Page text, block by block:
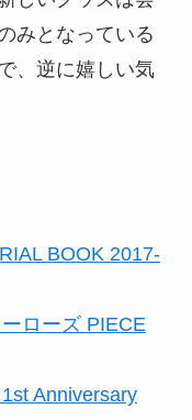
みとなっている
、逆に嬉しい気
BOOK 2017-
ローズ PIECE
Anniversary